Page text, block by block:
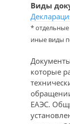
Виды
*
иные виды
которые
ЕАЭС.